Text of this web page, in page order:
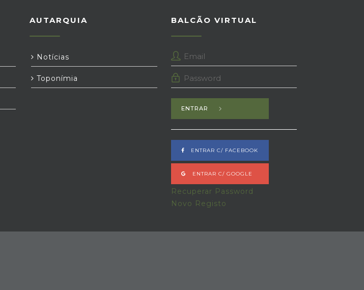
AUTARQUIA
Notícias
Toponímia
BALCÃO VIRTUAL
ENTRAR
ENTRAR C/ FACEBOOK
ENTRAR C/ GOOGLE
Recuperar Password
Novo Registo